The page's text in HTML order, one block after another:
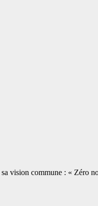
sa vision commune : «